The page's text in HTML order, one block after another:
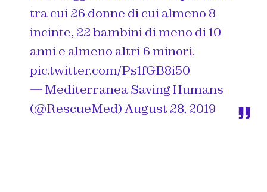
tra cui 26 donne di cui almeno 8
incinte, 22 bambini di meno di 10
anni e almeno altri 6 minori.
pic.twitter.com/Ps1fGB8i50
— Mediterranea Saving Humans
(@RescueMed)August 28, 2019